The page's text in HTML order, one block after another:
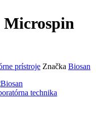
Microspin
prístroje Značka Biosan